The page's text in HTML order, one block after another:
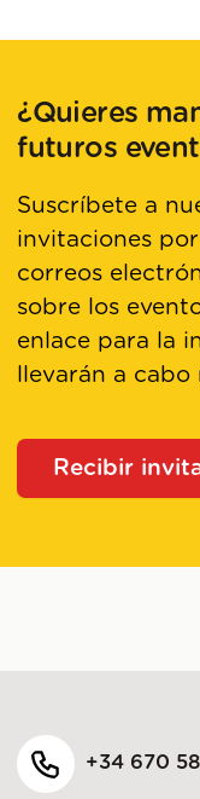
¿Quieres
futuros
Suscríbete a
invitaciones
correos
sobre los
enlace para la
llevarán a
Recibir
+34 670